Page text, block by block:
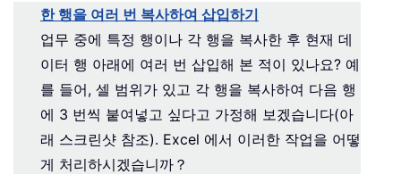
한 행을 여러 번 복사하여 삽입하기
업무 중에 특정 행이나 각 행을 복사한 후 현재 데
이터 행 아래에 여러 번 삽입해 본 적이 있나요? 예
를 들어, 셀 범위가 있고 각 행을 복사하여 다음 행
에 3 번씩 붙여넣고 싶다고 가정해 보겠습니다(아
래 스크린샷 참조). Excel 에서 이러한 작업을 어떻
게 처리하시겠습니까？